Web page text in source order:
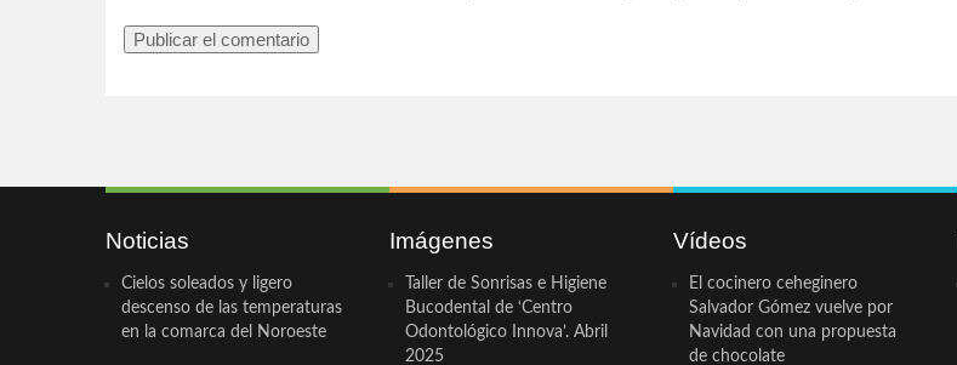
Noticias
Cielos soleados y ligero
descenso de las temperaturas
en la comarca del Noroeste
Imágenes
Taller de Sonrisas e Higiene
Bucodental de ‘Centro
Odontológico Innova’. Abril
2025
Vídeos
El cocinero ceheginero
Salvador Gómez vuelve por
Navidad con una propuesta
de chocolate